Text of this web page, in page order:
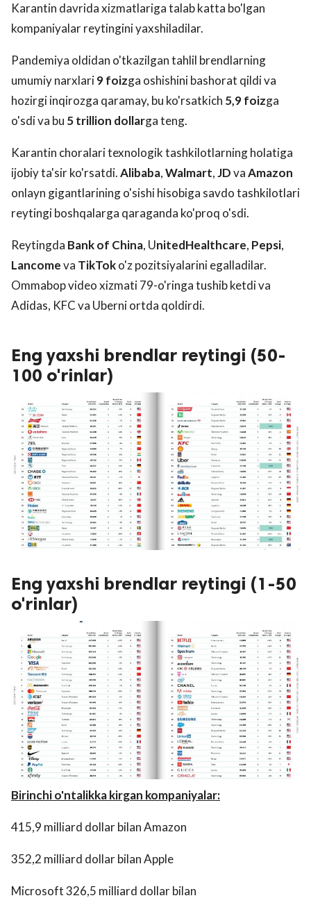
Karantin davrida xizmatlariga talab katta bo'lgan
kompaniyalar reytingini yaxshiladilar.
Pandemiya oldidan o'tkazilgan tahlil brendlarning
umumiy narxlari9 foizga oshishini bashorat qildi va
hozirgi inqirozga qaramay, bu ko'rsatkich 5,9 foizga
o'sdi va bu 5 trillion dollarga teng.
Karantin choralari texnologik tashkilotlarning holatiga
ijobiy ta'sir ko'rsatdi.Alibaba,Walmart,JDvaAmazon
onlayn gigantlarining o'sishi hisobiga savdo tashkilotlari
reytingi boshqalarga qaraganda ko'proq o'sdi.
Reytingda Bank of China, UnitedHealthcare, Pepsi,
Lancomeva TikToko'z pozitsiyalarini egalladilar.
Ommabop video xizmati 79-o'ringa tushib ketdi va
Adidas, KFC va Uberni ortda qoldirdi.
Eng yaxshi brendlar reytingi (50-
100 o'rinlar)
Eng yaxshi brendlar reytingi (1-50
o'rinlar)
Birinchi o'ntalikka kirgan kompaniyalar:
415,9 milliard dollar bilan Amazon
352,2 milliard dollar bilan Apple
Microsoft 326,5 milliard dollar bilan